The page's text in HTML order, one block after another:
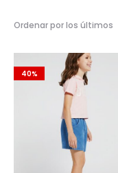
Ordenar por los últimos
40%